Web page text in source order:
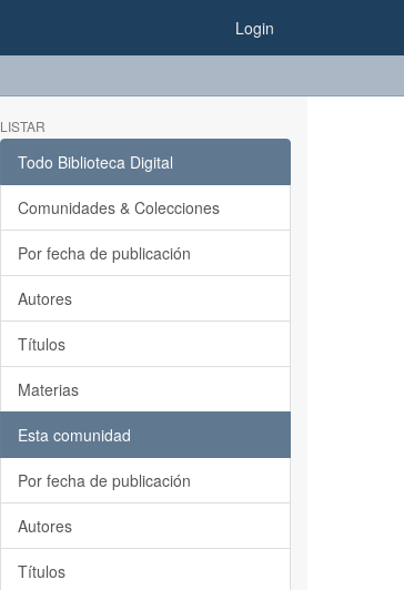
Login
LISTAR
Todo Biblioteca Digital
Comunidades & Colecciones
Por fecha de publicación
Autores
Títulos
Materias
Esta comunidad
Por fecha de publicación
Autores
Títulos